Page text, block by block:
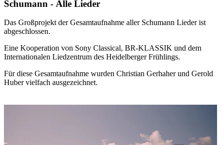
Schumann - Alle Lieder
Das Großprojekt der Gesamtaufnahme aller Schumann Lieder ist
abgeschlossen.
Eine Kooperation von Sony Classical, BR-KLASSIK und dem
Internationalen Liedzentrum des Heidelberger Frühlings.
Für diese Gesamtaufnahme wurden Christian Gerhaher und Gerold
Huber vielfach ausgezeichnet.